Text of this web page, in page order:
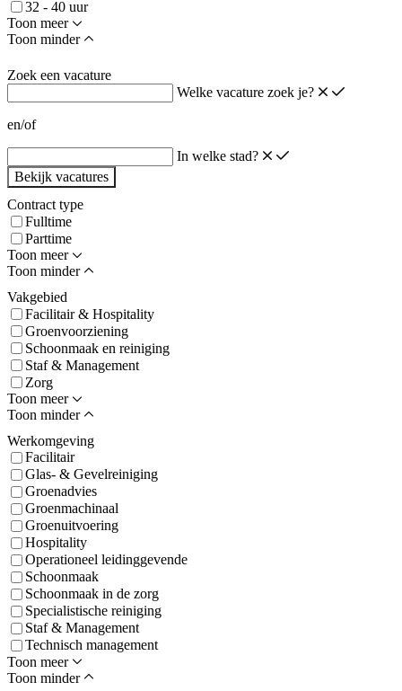
32 - 40 uur
Toon meer
Toon minder
Zoek een vacature
Welke vacature zoek je?
en/of
In welke stad?
Bekijk vacatures
Contract type
Fulltime
Parttime
Toon meer
Toon minder
Vakgebied
Facilitair & Hospitality
Groenvoorziening
Schoonmaak en reiniging
Staf & Management
Zorg
Toon meer
Toon minder
Werkomgeving
Facilitair
Glas- & Gevelreiniging
Groenadvies
Groenmachinaal
Groenuitvoering
Hospitality
Operationeel leidinggevende
Schoonmaak
Schoonmaak in de zorg
Specialistische reiniging
Staf & Management
Technisch management
Toon meer
Toon minder